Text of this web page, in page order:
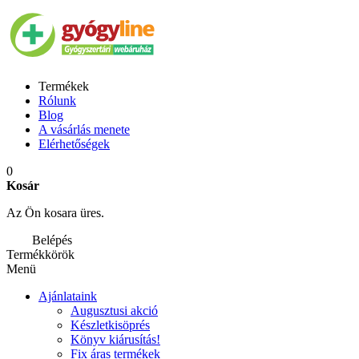
Termékek
Rólunk
Blog
A vásárlás menete
Elérhetőségek
0
Kosár
Az Ön kosara üres.
Belépés
Termékkörök
Menü
Ajánlataink
Augusztusi akció
Készletkisöprés
Könyv kiárusítás!
Fix áras termékek